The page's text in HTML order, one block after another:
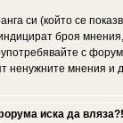
си (който се
броя
с
ненужните мнения и
иска да вляза?!